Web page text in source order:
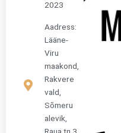
2023
Aadress:
Lääne-
Viru
maakond,
Rakvere
vald,
Sõmeru
alevik,
Raua tn 3,